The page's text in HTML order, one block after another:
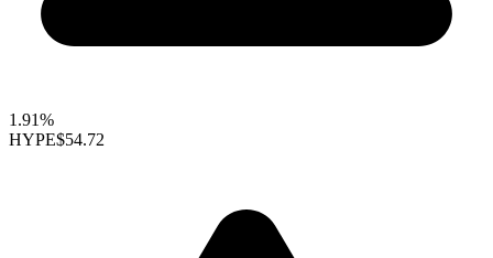
1.91%
HYPE$54.72